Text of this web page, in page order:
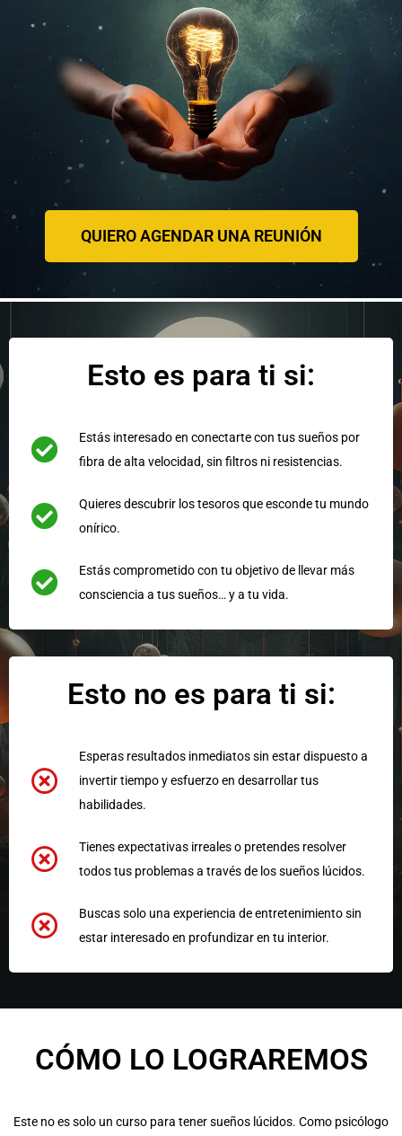
QUIERO AGENDAR UNA REUNIÓN
Esto es para ti si:
Estás interesado en conectarte con tus sueños por
fibra de alta velocidad, sin filtros ni resistencias.
Quieres descubrir los tesoros que esconde tu mundo
onírico.
Estás comprometido con tu objetivo de llevar más
consciencia a tus sueños… y a tu vida.
Esto no es para ti si:
Esperas resultados inmediatos sin estar dispuesto a
invertir tiempo y esfuerzo en desarrollar tus
habilidades.
Tienes expectativas irreales o pretendes resolver
todos tus problemas a través de los sueños lúcidos.
Buscas solo una experiencia de entretenimiento sin
estar interesado en profundizar en tu interior.
CÓMO LO LOGRAREMOS
Este no es solo un curso para tener sueños lúcidos. Como psicólogo